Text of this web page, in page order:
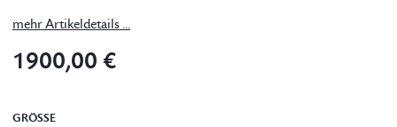
mehr Artikeldetails ...
1900,00 €
GRÖSSE